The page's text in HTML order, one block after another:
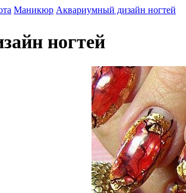
Маникюр Аквариумный дизайн ногтей
ногтей